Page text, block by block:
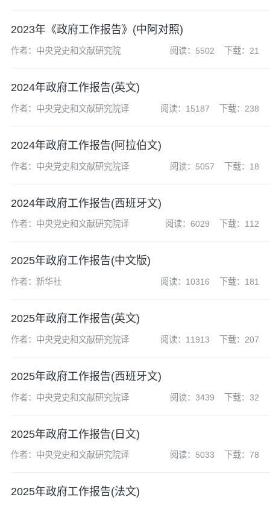
2023年《政府工作报告》(中阿对照)
作者：中央党史和文献研究院 阅读：5502 下载：21
2024年政府工作报告(英文)
作者：中央党史和文献研究院译 阅读：15187 下载：238
2024年政府工作报告(阿拉伯文)
作者：中央党史和文献研究院译 阅读：5057 下载：18
2024年政府工作报告(西班牙文)
作者：中央党史和文献研究院译 阅读：6029 下载：112
2025年政府工作报告(中文版)
作者：新华社 阅读：10316 下载：181
2025年政府工作报告(英文)
作者：中央党史和文献研究院译 阅读：11913 下载：207
2025年政府工作报告(西班牙文)
作者：中央党史和文献研究院译 阅读：3439 下载：32
2025年政府工作报告(日文)
作者：中央党史和文献研究院译 阅读：5033 下载：78
2025年政府工作报告(法文)